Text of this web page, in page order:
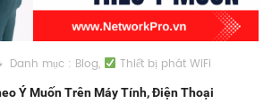
Danh mục : Blog, Thiết bị phát WiFi
Ý Muốn Trên Máy Tính, Điện Thoại